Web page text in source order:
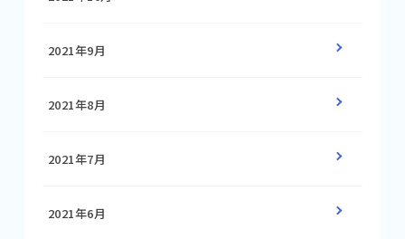
2021年9月
2021年8月
2021年7月
2021年6月